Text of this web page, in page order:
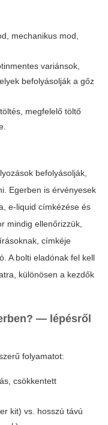
mechanikus mod,
variánsok,
befolyásolják a gőz
megfelelő töltő
befolyásolják,
Egerben is érvényesek
e-liquid címkézése és
mindig ellenőrizzük,
címkéje
A bolti eladónak fel kell
különösen a kezdők
— lépésről
folyamatot:
csökkentett
kit) vs. hosszú távú